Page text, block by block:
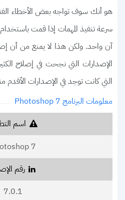
هو أنك سوف تواجه بعض الأخطاء
سرعة تنفيذ المهمات إذا قمت
الإصدارات التي نجحت في إصلاح
التي كانت توجد في الإصدارات الأقدم
معلومات البرنامج Photoshop 7
اسم
7
رقم
7.0.1